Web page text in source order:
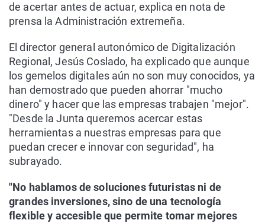
de acertar antes de actuar, explica en nota de
prensa la Administración extremeña.
El director general autonómico de Digitalización
Regional, Jesús Coslado, ha explicado que aunque
los gemelos digitales aún no son muy conocidos, ya
han demostrado que pueden ahorrar "mucho
dinero" y hacer que las empresas trabajen "mejor".
"Desde la Junta queremos acercar estas
herramientas a nuestras empresas para que
puedan crecer e innovar con seguridad", ha
subrayado.
"No hablamos de soluciones futuristas ni de
grandes inversiones, sino de una tecnología
flexible y accesible que permite tomar mejores